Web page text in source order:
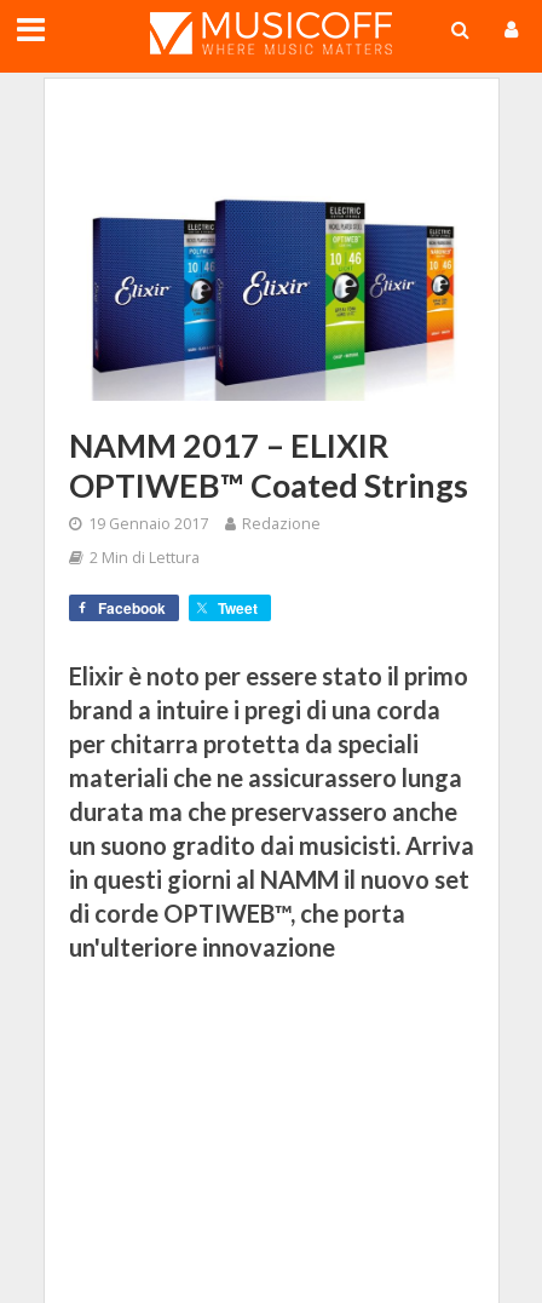
NAMM 2017 – ELIXIR
OPTIWEB™ Coated Strings
19 Gennaio 2017
Redazione
2 Min di Lettura
Facebook Tweet
Elixir è noto per essere stato il primo
brand a intuire i pregi di una corda
per chitarra protetta da speciali
materiali che ne assicurassero lunga
durata ma che preservassero anche
un suono gradito dai musicisti. Arriva
in questi giorni al NAMM il nuovo set
di corde OPTIWEB™, che porta
un'ulteriore innovazione